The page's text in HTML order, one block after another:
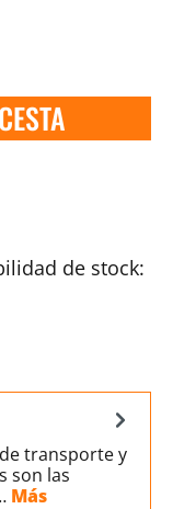
de stock:
transporte y
son las
Más